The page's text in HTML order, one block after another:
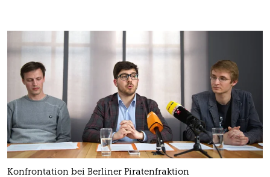
Konfrontation bei Berliner Piratenfraktion